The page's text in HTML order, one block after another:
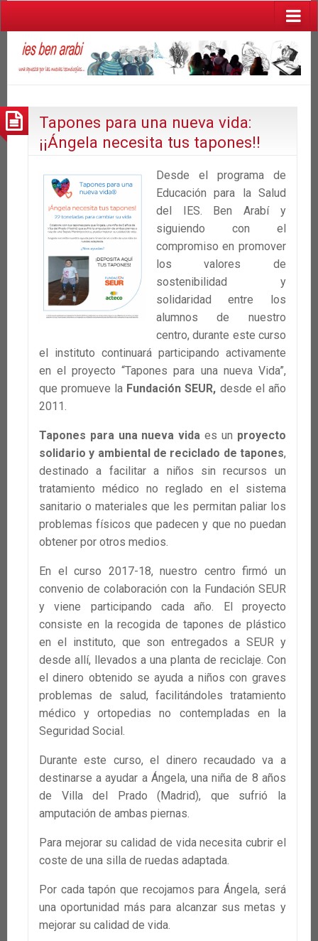
Tapones para una nueva vida:
¡¡Ángela necesita tus tapones!!
Desde el programa de
Educación para la Salud
del IES. Ben Arabí y
siguiendo con el
compromiso en promover
los valores de
sostenibilidad y
solidaridad entre los
alumnos de nuestro
centro, durante este curso
el instituto continuará participando activamente
en el proyecto “Tapones para una nueva Vida”,
que promueve la Fundación SEUR, desde el año
2011.
Tapones para una nueva vida es un proyecto
solidario y ambiental de reciclado de tapones,
destinado a facilitar a niños sin recursos un
tratamiento médico no reglado en el sistema
sanitario o materiales que les permitan paliar los
problemas físicos que padecen y que no puedan
obtener por otros medios.
En el curso 2017-18, nuestro centro firmó un
convenio de colaboración con la Fundación SEUR
y viene participando cada año. El proyecto
consiste en la recogida de tapones de plástico
en el instituto, que son entregados a SEUR y
desde allí, llevados a una planta de reciclaje. Con
el dinero obtenido se ayuda a niños con graves
problemas de salud, facilitándoles tratamiento
médico y ortopedias no contempladas en la
Seguridad Social.
Durante este curso, el dinero recaudado va a
destinarse a ayudar a Ángela, una niña de 8 años
de Villa del Prado (Madrid), que sufrió la
amputación de ambas piernas.
Para mejorar su calidad de vida necesita cubrir el
coste de una silla de ruedas adaptada.
Por cada tapón que recojamos para Ángela, será
una oportunidad más para alcanzar sus metas y
mejorar su calidad de vida.